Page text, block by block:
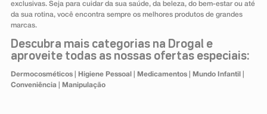
exclusivas. Seja para cuidar da sua saúde, da beleza, do bem-estar ou até
da sua rotina, você encontra sempre os melhores produtos de grandes
marcas.
Descubra mais categorias na Drogal e
aproveite todas as nossas ofertas especiais:
Dermocosméticos| Higiene Pessoal Medicamentos| Mundo Infantil
Conveniência| Manipulação